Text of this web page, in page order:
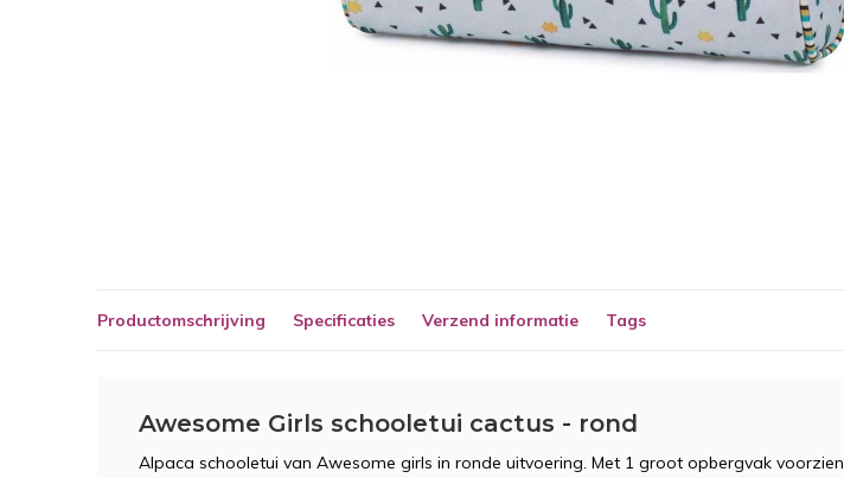
Productomschrijving Specificaties Verzend informatie Tags
Awesome Girls schooletui cactus - rond
Alpaca schooletui van Awesome girls in ronde uitvoering. Met 1 groot opbergvak voorzien